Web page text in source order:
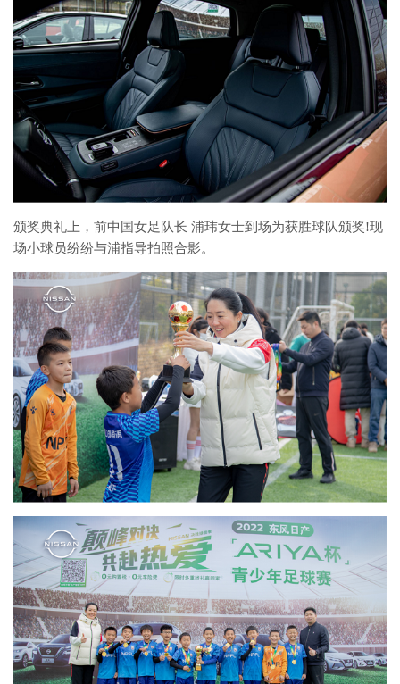
颁奖典礼上，前中国女足队长 浦玮女士到场为获胜球队颁奖!现
场小球员纷纷与浦指导拍照合影。